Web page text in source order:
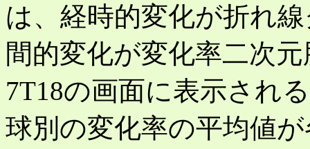
は、経時的変化が折れ
間的変化が変化率二次
7T18の画面に表示され
球別の変化率の平均値